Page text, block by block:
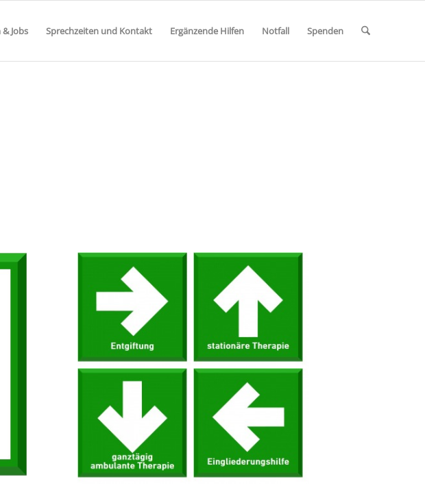
Jobs Sprechzeiten und Kontakt Ergänzende Hilfen Notfall Spenden